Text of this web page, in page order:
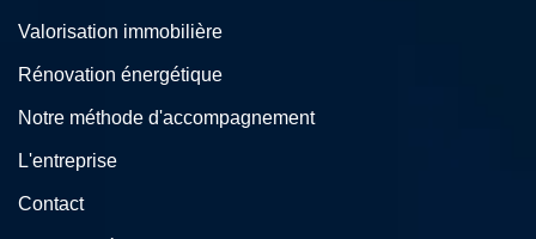
Valorisation immobilière
Rénovation énergétique
Notre méthode d'accompagnement
L'entreprise
Contact